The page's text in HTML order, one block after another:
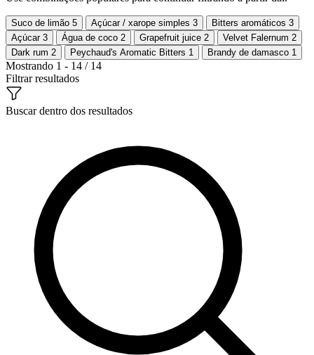
Suco de limão 5 Açúcar / xarope simples 3 Bitters aromáticos 3
Açúcar 3 Água de coco 2 Grapefruit juice 2 Velvet Falernum 2
Dark rum 2 Peychaud's Aromatic Bitters 1 Brandy de damasco 1
Mostrando 1 - 14 / 14
Filtrar resultados
Buscar dentro dos resultados